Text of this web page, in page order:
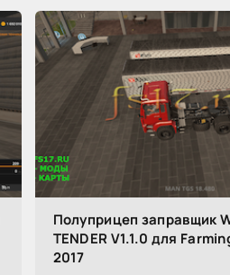
Полуприцеп заправщик
TENDER V1.1.0 для
2017